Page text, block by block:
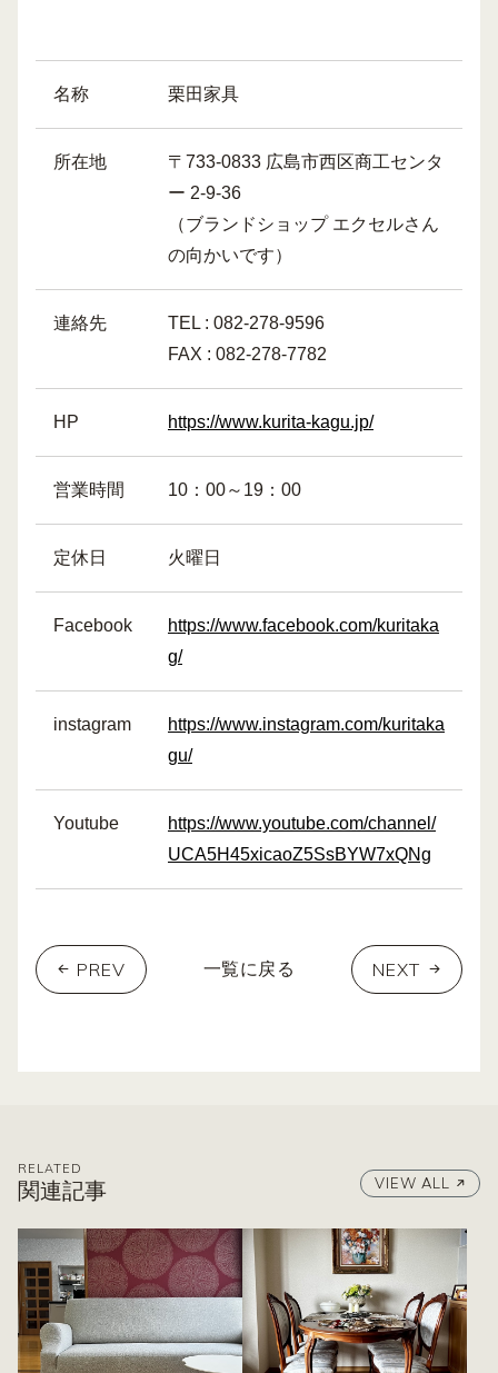
名称 栗田家具
所在地
〒733-0833 広島市西区商工センタ
ー 2-9-36
（ブランドショップ エクセルさん
の向かいです）
連絡先
TEL : 082-278-9596
FAX : 082-278-7782
HP https://www.kurita-kagu.jp/
営業時間 10：00～19：00
定休日 火曜日
Facebook
https://www.facebook.com/kuritaka
g/
instagram
https://www.instagram.com/kuritaka
gu/
Youtube
https://www.youtube.com/channel/
UCA5H45xicaoZ5SsBYW7xQNg
PREV 一覧に戻る NEXT
RELATED
関連記事 VIEW ALL